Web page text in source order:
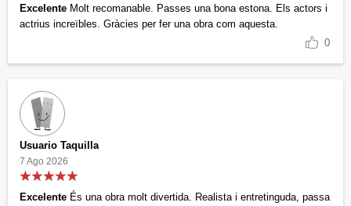
Excelente Molt recomanable. Passes una bona estona. Els actors i
actrius increïbles. Gràcies per fer una obra com aquesta.
0
Usuario Taquilla
7 Ago 2026
Excelente És una obra molt divertida. Realista i entretinguda, passa